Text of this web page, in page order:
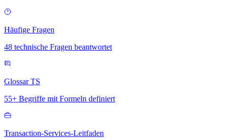
Häufige Fragen
48 technische Fragen beantwortet
Glossar TS
55+ Begriffe mit Formeln definiert
Transaction-Services-Leitfaden